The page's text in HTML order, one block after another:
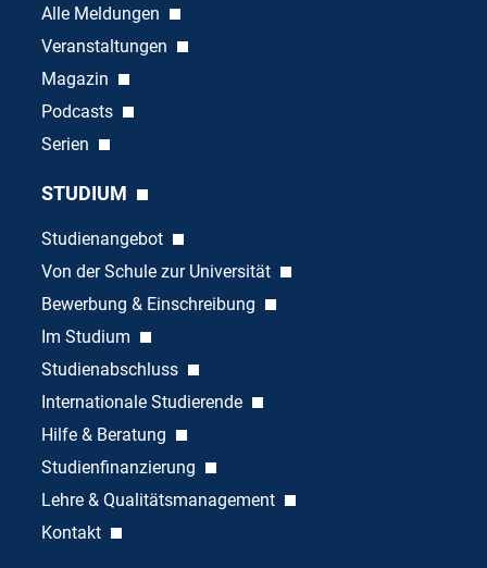
Alle Meldungen
Veranstaltungen
Magazin
Podcasts
Serien
STUDIUM
Studienangebot
Von der Schule zur Universität
Bewerbung & Einschreibung
Im Studium
Studienabschluss
Internationale Studierende
Hilfe & Beratung
Studienfinanzierung
Lehre & Qualitätsmanagement
Kontakt